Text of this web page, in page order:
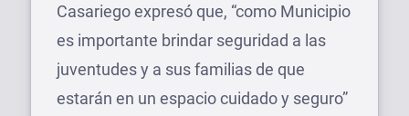
Casariego expresó que, “como Municipio
es importante brindar seguridad a las
juventudes y a sus familias de que
estarán en un espacio cuidado y seguro”